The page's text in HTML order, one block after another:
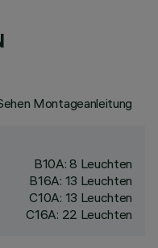
Montageanleitung
B10A: 8 Leuchten
B16A: 13 Leuchten
C10A: 13 Leuchten
C16A: 22 Leuchten